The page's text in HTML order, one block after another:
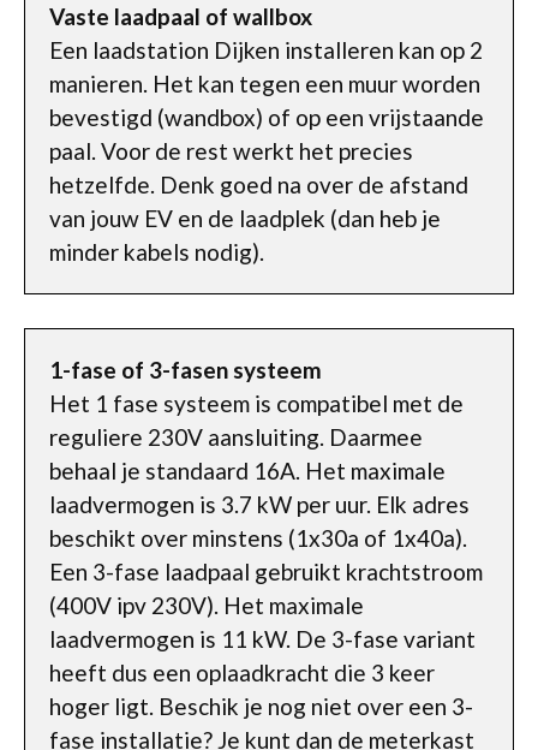
Vaste laadpaal of wallbox
Een laadstation Dijken installeren kan op 2
manieren. Het kan tegen een muur worden
bevestigd (wandbox) of op een vrijstaande
paal. Voor de rest werkt het precies
hetzelfde. Denk goed na over de afstand
van jouw EV en de laadplek (dan heb je
minder kabels nodig).
1-fase of 3-fasen systeem
Het 1 fase systeem is compatibel met de
reguliere 230V aansluiting. Daarmee
behaal je standaard 16A. Het maximale
laadvermogen is 3.7 kW per uur. Elk adres
beschikt over minstens (1x30a of 1x40a).
Een 3-fase laadpaal gebruikt krachtstroom
(400V ipv 230V). Het maximale
laadvermogen is 11 kW. De 3-fase variant
heeft dus een oplaadkracht die 3 keer
hoger ligt. Beschik je nog niet over een 3-
fase installatie? Je kunt dan de meterkast